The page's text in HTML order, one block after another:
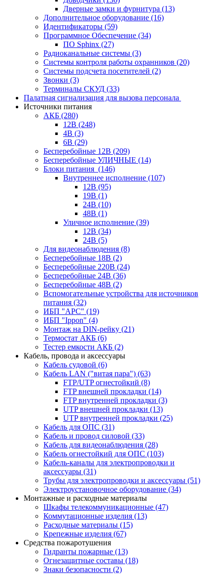
Дверные замки и фурнитура (13)
Дополнительное оборудование (16)
Идентификаторы (59)
Программное Обеспечение (34)
ПО Sphinx (27)
Радиоканальные системы (3)
Системы контроля работы охранников (20)
Системы подсчета посетителей (2)
Звонки (3)
Терминалы СКУД (33)
Палатная сигнализация для вызова персонала
Источники питания
АКБ (280)
12В (248)
4В (3)
6В (29)
Бесперебойные 12В (209)
Бесперебойные УЛИЧНЫЕ (14)
Блоки питания (146)
Внутреннее исполнение (107)
12В (95)
19В (1)
24В (10)
48В (1)
Уличное исполнение (39)
12В (34)
24В (5)
Для видеонаблюдения (8)
Бесперебойные 18В (2)
Бесперебойные 220В (24)
Бесперебойные 24В (36)
Бесперебойные 48В (2)
Вспомогательные устройства для источников
питания (32)
ИБП "APC" (19)
ИБП "Ippon" (4)
Монтаж на DIN-рейку (21)
Термостат АКБ (6)
Тестер емкости АКБ (2)
Кабель, провода и аксессуары
Кабель судовой (6)
Кабель LAN ("витая пара") (63)
FTP/UTP огнестойкий (8)
FTP внешней прокладки (14)
FTP внутренней прокладки (3)
UTP внешней прокладки (13)
UTP внутренней прокладки (25)
Кабель для ОПС (31)
Кабель и провод силовой (33)
Кабель для видеонаблюдения (28)
Кабель огнестойкий для ОПС (103)
Кабель-каналы для электропроводки и
аксессуары (31)
Трубы для электропроводки и аксессуары (51)
Электроустановочное оборудование (34)
Монтажные и расходные материалы
Шкафы телекоммуникационные (47)
Коммутационные изделия (13)
Расходные материалы (15)
Крепежные изделия (67)
Средства пожаротушения
Гидранты пожарные (13)
Огнезащитные составы (18)
Знаки безопасности (2)